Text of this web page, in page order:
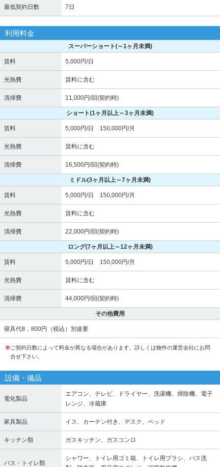
最低契約日数 7日
利用料金
スーパーショート(～1ヶ月未満)
賃料 5,000円/日
光熱費 賃料に含む
清掃費 11,000円/回(契約時)
ショート(1ヶ月以上～3ヶ月未満)
賃料 5,000円/日 150,000円/月
光熱費 賃料に含む
清掃費 16,500円/回(契約時)
ミドル(3ヶ月以上～7ヶ月未満)
賃料 5,000円/日 150,000円/月
光熱費 賃料に含む
清掃費 22,000円/回(契約時)
ロング(7ヶ月以上～12ヶ月未満)
賃料 5,000円/日 150,000円/月
光熱費 賃料に含む
清掃費 44,000円/回(契約時)
その他費用
寝具代8，800円（税込）別途要
※ ご契約日数によって料金が異なる場合があります。詳しくは物件の運営会社にお問
合せ下さい。
設備・備品
電化製品
エアコン、テレビ、ドライヤー、洗濯機、掃除機、電子
レンジ、冷蔵庫
家具製品 イス、カーテン付き、デスク、ベッド
キッチン類 ガスキッチン、ガスコンロ
バス・トイレ類
シャワー、トイレ用ゴミ箱、トイレ用ブラシ、バス洗